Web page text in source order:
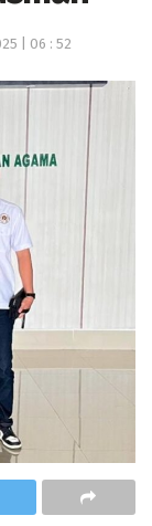
| 06 : 52